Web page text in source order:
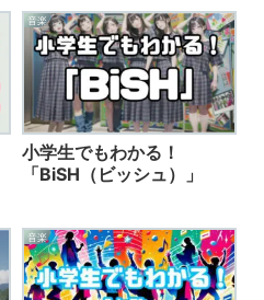
音楽
小学生でもわかる！
「BiSH（ビッシュ）」
音楽